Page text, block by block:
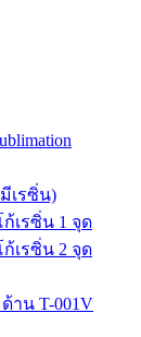
เรซิ่น)
เรซิ่น 1 จุด
เรซิ่น 2 จุด
าน T-001V